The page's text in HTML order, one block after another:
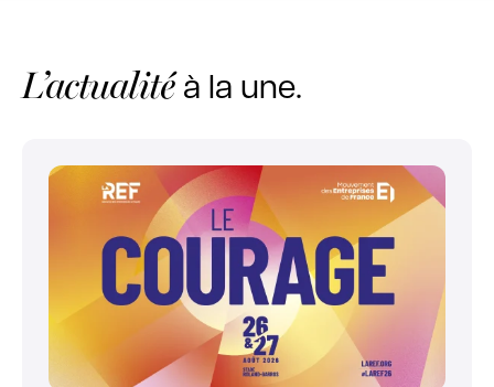
L’actualitéà la une.